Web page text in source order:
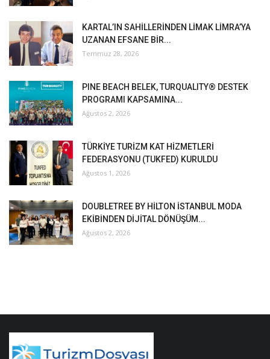
KARTAL’IN SAHİLLERİNDEN LİMAK LİMRA’YA
UZANAN EFSANE BİR...
Temmuz 28, 2026
PINE BEACH BELEK, TURQUALITY® DESTEK
PROGRAMI KAPSAMINA...
Ağustos 2, 2026
TÜRKİYE TURİZM KAT HİZMETLERİ
FEDERASYONU (TUKFED) KURULDU
Ağustos 1, 2026
DOUBLETREE BY HİLTON İSTANBUL MODA
EKİBİNDEN DİJİTAL DÖNÜŞÜM...
Ağustos 2, 2026